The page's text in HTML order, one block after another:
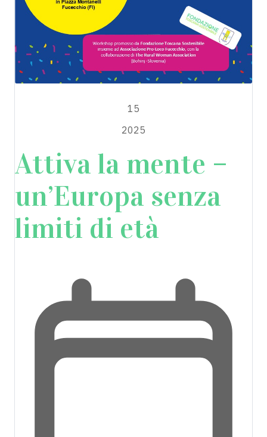
15
2025
Attiva la mente –
un’Europa senza
limiti di età